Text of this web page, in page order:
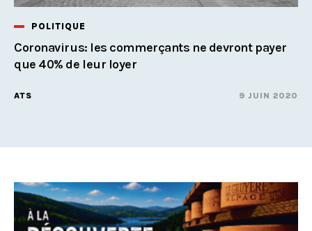
POLITIQUE
Coronavirus: les commerçants ne devront payer
que 40% de leur loyer
ATS 9 JUIN 2020